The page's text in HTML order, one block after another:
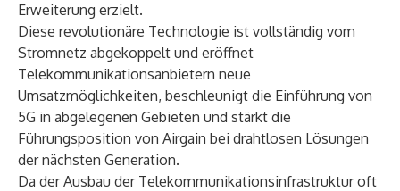
Erweiterung erzielt.
Diese revolutionäre Technologie ist vollständig vom
Stromnetz abgekoppelt und eröffnet
Telekommunikationsanbietern neue
Umsatzmöglichkeiten, beschleunigt die Einführung von
5G in abgelegenen Gebieten und stärkt die
Führungsposition von Airgain bei drahtlosen Lösungen
der nächsten Generation.
Da der Ausbau der Telekommunikationsinfrastruktur oft